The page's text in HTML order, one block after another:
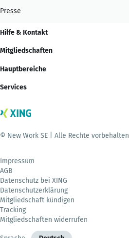
Presse
Hilfe & Kontakt
Mitgliedschaften
Hauptbereiche
Services
© New Work SE | Alle Rechte vorbehalten
Impressum
AGB
Datenschutz bei XING
Datenschutzerklärung
Mitgliedschaft kündigen
Tracking
Mitgliedschaften widerrufen